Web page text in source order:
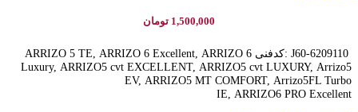
1,500,000 تومان
J60-6209110 :کدفنی ARRIZO 5 TE, ARRIZO 6 Excellent, ARRIZO 6
Luxury, ARRIZO5 cvt EXCELLENT, ARRIZO5 cvt LUXURY, Arrizo5
EV, ARRIZO5 MT COMFORT, Arrizo5FL Turbo
IE, ARRIZO6 PRO Excellent